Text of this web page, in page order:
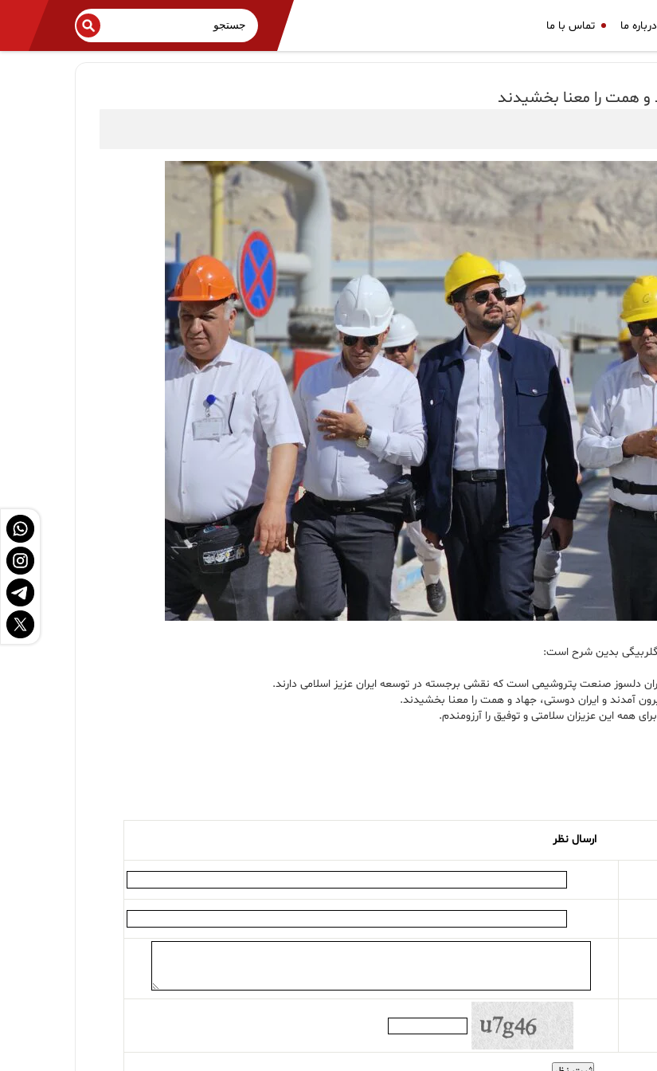
درباره ما تماس با ما
و همت را معنا بخشیدند
بدین شرح است:
دلسوز صنعت پتروشیمی است که نقشی برجسته در توسعه ایران عزیز اسلامی دارند.
آمدند و ایران دوستی، جهاد و همت را معنا بخشیدند.
همه این عزیزان سلامتی و توفیق را آرزومندم.
ارسال نظر